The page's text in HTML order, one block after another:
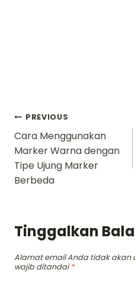
Navigasi
pos
PREVIOUS
Cara Menggunakan
Marker Warna dengan
Tipe Ujung Marker
Berbeda
Tinggalkan
Alamat email Anda tidak akan
wajib ditandai*